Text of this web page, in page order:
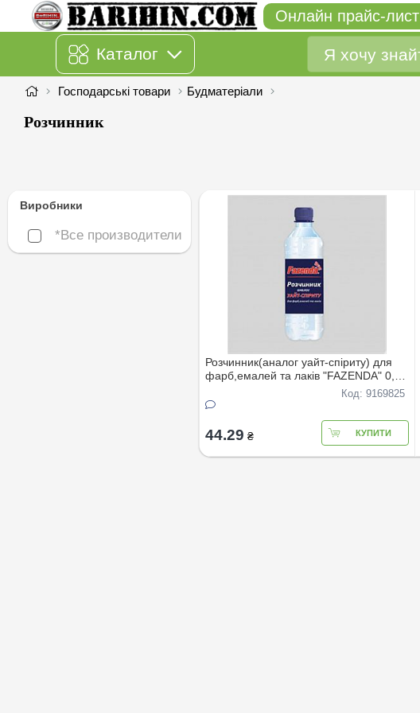
Онлайн прайс-лист
Каталог
Господарські товари Будматеріали
Розчинник
Виробники
*Все производители
*Все производители
Розчинник(аналог уайт-спiриту) для
фарб,емалей та лакiв "FAZENDA" 0,7л
Код: 9169825
44.29 ₴ КУПИТИ